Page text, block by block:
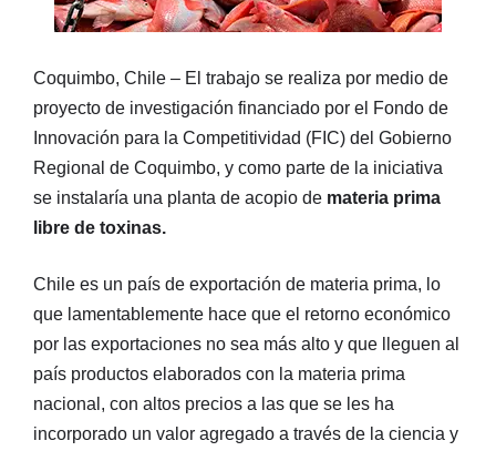
Coquimbo, Chile – El trabajo se realiza por medio de
proyecto de investigación financiado por el Fondo de
Innovación para la Competitividad (FIC) del Gobierno
Regional de Coquimbo, y como parte de la iniciativa
se instalaría una planta de acopio de materia prima
libre de toxinas.
Chile es un país de exportación de materia prima, lo
que lamentablemente hace que el retorno económico
por las exportaciones no sea más alto y que lleguen al
país productos elaborados con la materia prima
nacional, con altos precios a las que se les ha
incorporado un valor agregado a través de la ciencia y